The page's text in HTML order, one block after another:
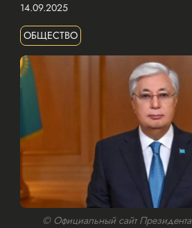
14.09.2025
ОБЩЕСТВО
© Официальный сайт Президента